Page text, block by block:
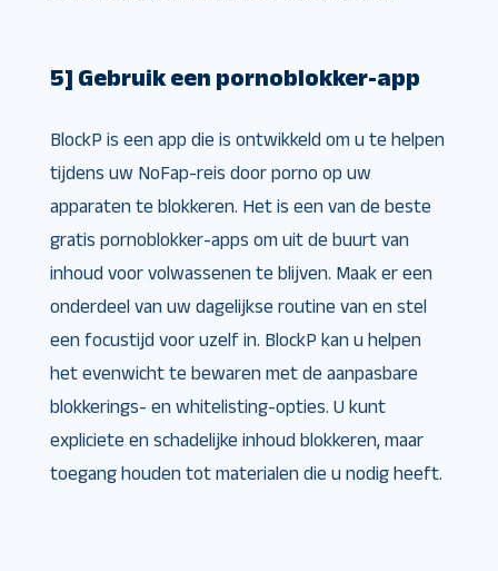
5] Gebruik een pornoblokker-app
BlockP is een app die is ontwikkeld om u te helpen
tijdens uw NoFap-reis door porno op uw
apparaten te blokkeren. Het is een van de beste
gratis pornoblokker-apps om uit de buurt van
inhoud voor volwassenen te blijven. Maak er een
onderdeel van uw dagelijkse routine van en stel
een focustijd voor uzelf in. BlockP kan u helpen
het evenwicht te bewaren met de aanpasbare
blokkerings- en whitelisting-opties. U kunt
expliciete en schadelijke inhoud blokkeren, maar
toegang houden tot materialen die u nodig heeft.